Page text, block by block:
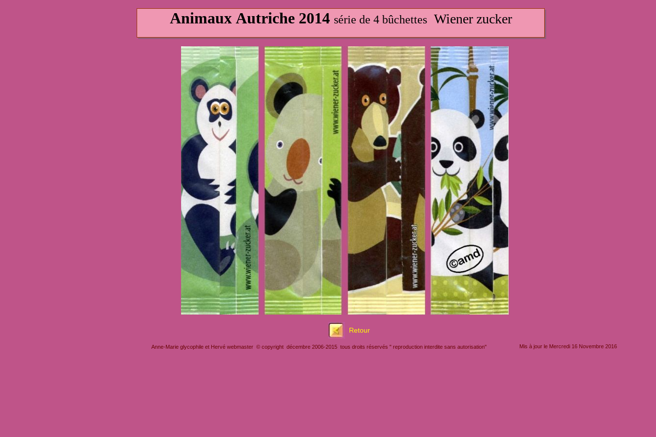
Animaux Autriche 2014 série de 4 bûchettesWiener zucker
Retour
Mis à jour le Mercredi 16 Novembre 2016
Anne-Marie glycophile et Hervé webmaster © copyright décembre 2006-2015 tous droits réservés " reproduction interdite sans autorisation"